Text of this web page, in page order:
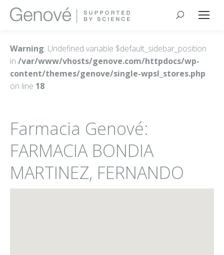
Buscar:
Warning: Undefined variable $default_sidebar_position
in /var/www/vhosts/genove.com/httpdocs/wp-
content/themes/genove/single-wpsl_stores.php
on line 18
Farmacia Genové:
FARMACIA BONDIA
MARTINEZ, FERNANDO